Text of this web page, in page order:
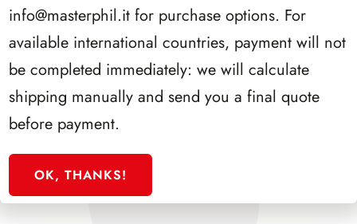
info@masterphil.it for purchase options. For
available international countries, payment will not
be completed immediately: we will calculate
shipping manually and send you a final quote
before payment.
OK, THANKS!